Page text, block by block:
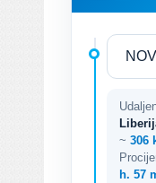
~ 306
h. 57